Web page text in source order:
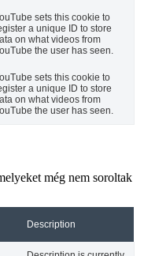
sets this cookie to
a unique ID to store
on what videos from
the user has seen.
sets this cookie to
a unique ID to store
on what videos from
the user has seen.
még nem soroltak
Description